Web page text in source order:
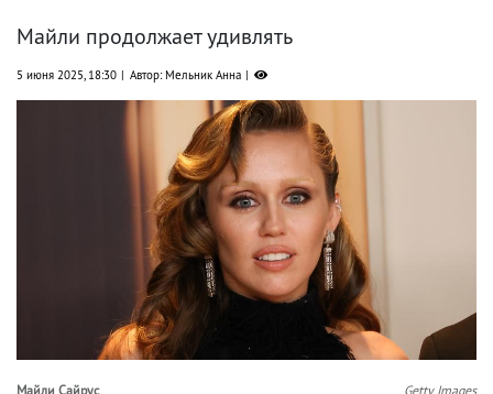
Майли продолжает удивлять
5 июня 2025, 18:30 Автор: Мельник Анна
Майли Сайрус Getty Images